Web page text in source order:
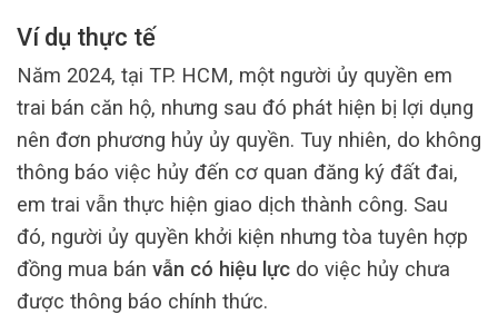
Ví dụ thực tế
Năm 2024, tại TP. HCM, một người ủy quyền em
trai bán căn hộ, nhưng sau đó phát hiện bị lợi dụng
nên đơn phương hủy ủy quyền. Tuy nhiên, do không
thông báo việc hủy đến cơ quan đăng ký đất đai,
em trai vẫn thực hiện giao dịch thành công. Sau
đó, người ủy quyền khởi kiện nhưng tòa tuyên hợp
đồng mua bán vẫn có hiệu lực do việc hủy chưa
được thông báo chính thức.